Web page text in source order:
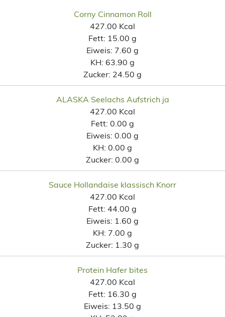
Corny Cinnamon Roll
427.00 Kcal
Fett: 15.00 g
Eiweis: 7.60 g
KH: 63.90 g
Zucker: 24.50 g
ALASKA Seelachs Aufstrich ja
427.00 Kcal
Fett: 0.00 g
Eiweis: 0.00 g
KH: 0.00 g
Zucker: 0.00 g
Sauce Hollandaise klassisch Knorr
427.00 Kcal
Fett: 44.00 g
Eiweis: 1.60 g
KH: 7.00 g
Zucker: 1.30 g
Protein Hafer bites
427.00 Kcal
Fett: 16.30 g
Eiweis: 13.50 g